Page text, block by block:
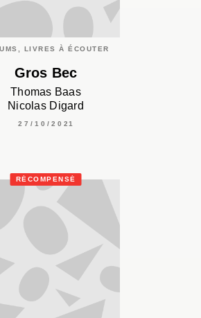
LIVRES À ÉCOUTER
Gros Bec
Thomas Baas
Nicolas Digard
27/10/2021
RÉCOMPENSÉ